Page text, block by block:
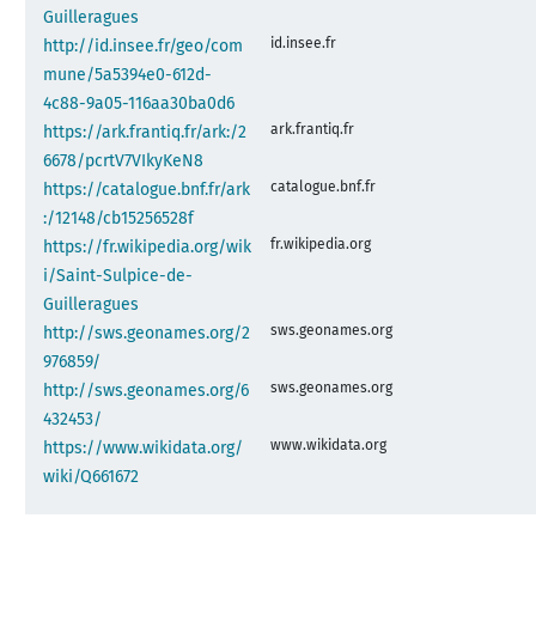
Guilleragues
http://id.insee.fr/geo/com
mune/5a5394e0-612d-
4c88-9a05-116aa30ba0d6
id.insee.fr
https://ark.frantiq.fr/ark:/2
6678/pcrtV7VIkyKeN8
ark.frantiq.fr
https://catalogue.bnf.fr/ark
:/12148/cb15256528f
catalogue.bnf.fr
https://fr.wikipedia.org/wik
i/Saint-Sulpice-de-
Guilleragues
fr.wikipedia.org
http://sws.geonames.org/2
976859/
sws.geonames.org
http://sws.geonames.org/6
432453/
sws.geonames.org
https://www.wikidata.org/
wiki/Q661672
www.wikidata.org